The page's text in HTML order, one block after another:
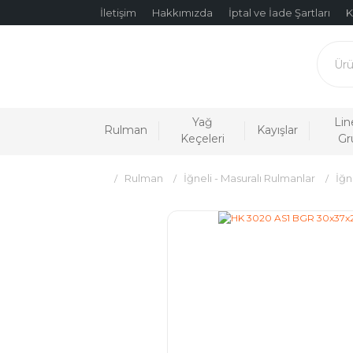
İletişim Hakkımızda İptal ve İade Şartları
Rulman
Yağ
Keçeleri
Kayışlar
Rulman İğneli - Masuralı Rulmanlar